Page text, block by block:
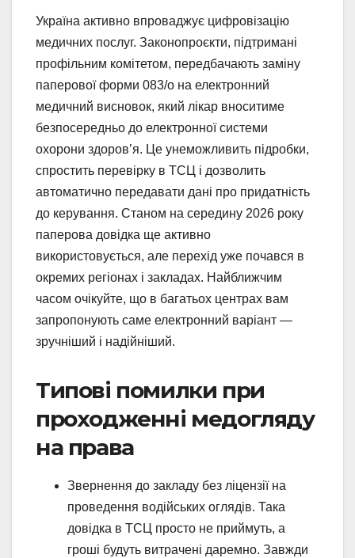
Україна активно впроваджує цифровізацію
медичних послуг. Законопроєкти, підтримані
профільним комітетом, передбачають заміну
паперової форми 083/о на електронний
медичний висновок, який лікар вноситиме
безпосередньо до електронної системи
охорони здоров’я. Це унеможливить підробки,
спростить перевірку в ТСЦ і дозволить
автоматично передавати дані про придатність
до керування. Станом на середину 2026 року
паперова довідка ще активно
використовується, але перехід уже почався в
окремих регіонах і закладах. Найближчим
часом очікуйте, що в багатьох центрах вам
запропонують саме електронний варіант —
зручніший і надійніший.
Типові помилки при
проходженні медогляду
на права
Звернення до закладу без ліцензії на
проведення водійських оглядів. Така
довідка в ТСЦ просто не приймуть, а
гроші будуть витрачені даремно. Завжди